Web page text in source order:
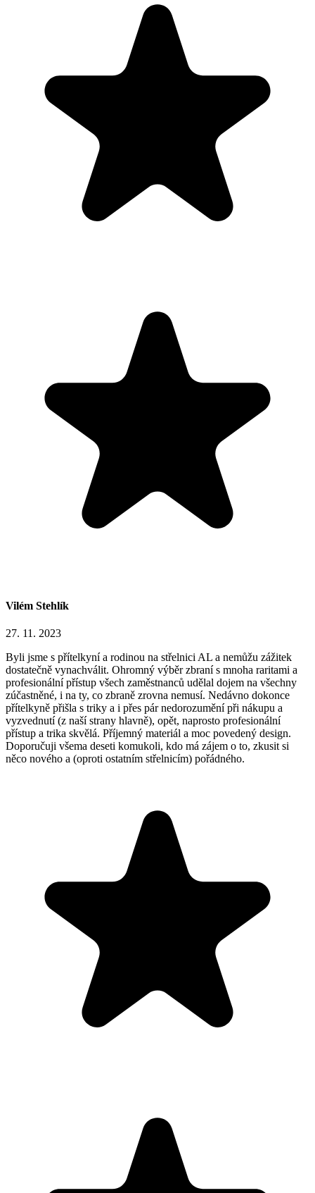
Vilém Stehlík
27. 11. 2023
Byli jsme s přítelkyní a rodinou na střelnici AL a nemůžu zážitek
dostatečně vynachválit. Ohromný výběr zbraní s mnoha raritami a
profesionální přístup všech zaměstnanců udělal dojem na všechny
zúčastněné, i na ty, co zbraně zrovna nemusí. Nedávno dokonce
přítelkyně přišla s triky a i přes pár nedorozumění při nákupu a
vyzvednutí (z naší strany hlavně), opět, naprosto profesionální
přístup a trika skvělá. Příjemný materiál a moc povedený design.
Doporučuji všema deseti komukoli, kdo má zájem o to, zkusit si
něco nového a (oproti ostatním střelnicím) pořádného.